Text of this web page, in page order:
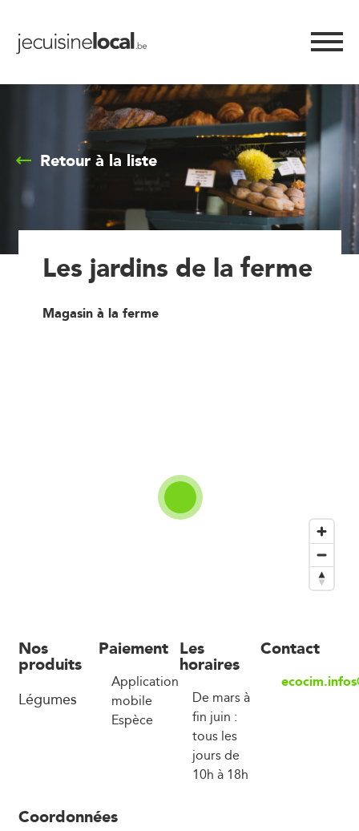
Retour à la liste
Les jardins de la ferme
Magasin à la ferme
Nos
produits
Légumes
Paiement
Application
mobile
Espèce
Les
horaires
De mars à
fin juin :
tous les
jours de
10h à 18h
Contact
Coordonnées